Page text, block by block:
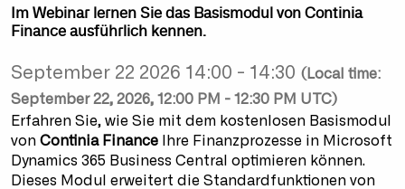
Im Webinar lernen Sie das Basismodul von Continia
Finance ausführlich kennen.
September 22 2026 14:00 - 14:30 (Local time:
September 22, 2026, 12:00 PM - 12:30 PM UTC)
Erfahren Sie, wie Sie mit dem kostenlosen Basismodul
von Continia Finance Ihre Finanzprozesse in Microsoft
Dynamics 365 Business Central optimieren können.
Dieses Modul erweitert die Standardfunktionen von